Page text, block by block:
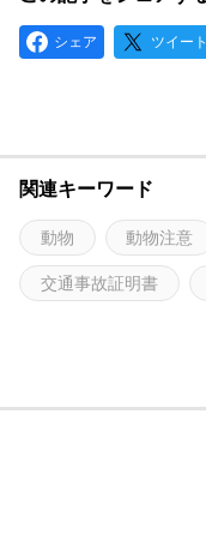
シェア ツイート
関連キーワード
動物 動物注意
交通事故証明書